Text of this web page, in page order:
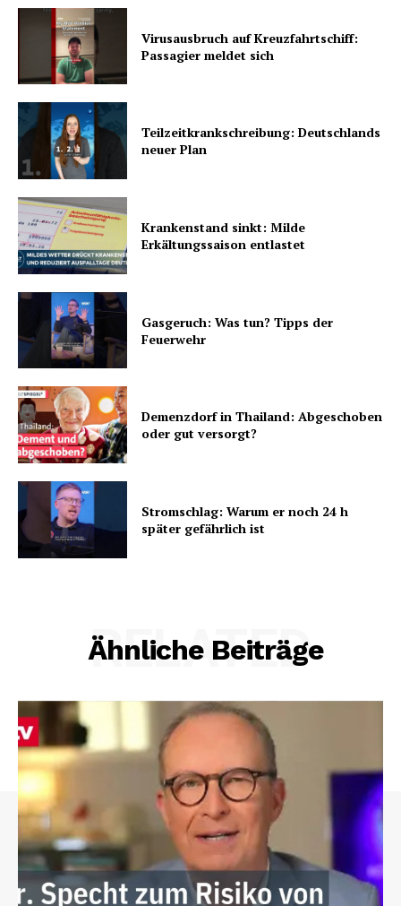
Virusausbruch auf Kreuzfahrtschiff:
Passagier meldet sich
Teilzeitkrankschreibung: Deutschlands
neuer Plan
Krankenstand sinkt: Milde
Erkältungssaison entlastet
Gasgeruch: Was tun? Tipps der
Feuerwehr
Demenzdorf in Thailand: Abgeschoben
oder gut versorgt?
Stromschlag: Warum er noch 24 h
später gefährlich ist
Ähnliche Beiträge
RELATED